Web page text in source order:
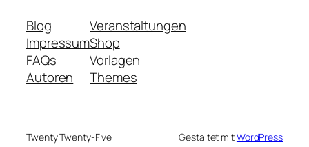
Blog
Impressum
FAQs
Autoren
Veranstaltungen
Shop
Vorlagen
Themes
Twenty Twenty-Five Gestaltet mitWordPress